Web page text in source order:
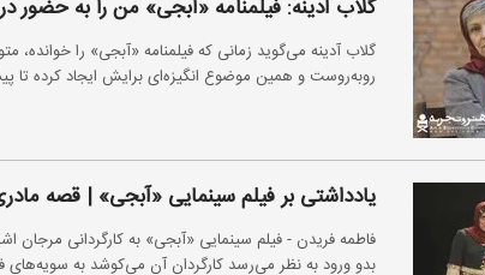
گلاب آدینه: فیلمنامه «آبجی» من را به حضور
گلاب آدینه می‌گوید زمانی که فیلمنامه «آبجی» را خوانده،
روبه‌روست و همین موضوع انگیزه‌ای برایش ایجاد کرده تا
یادداشتی بر فیلم سینمایی «آبجی» | قصه
فاطمه فریدن - فیلم سینمایی «آبجی» به کارگردانی مرجان
بدو ورود به نظر می‌رسد کارگردان آن می‌کوشد به سویه‌های